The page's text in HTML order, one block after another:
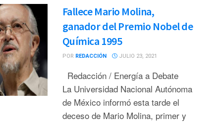
Fallece Mario Molina,
ganador del Premio Nobel de
Química 1995
POR REDACCIÓN JULIO 23, 2021
Redacción / Energía a Debate
La Universidad Nacional Autónoma
de México informó esta tarde el
deceso de Mario Molina, primer y